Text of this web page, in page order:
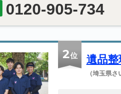
0120-905-734
2位 遺品整
（埼玉県